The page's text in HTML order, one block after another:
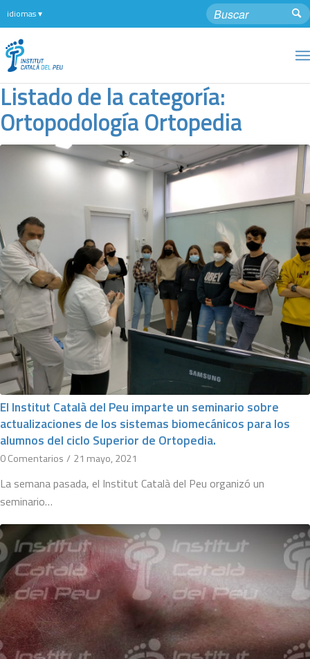
Listado de la categoría:
Ortopodología Ortopedia
El Institut Català del Peu imparte un seminario sobre
actualizaciones de los sistemas biomecánicos para los
alumnos del ciclo Superior de Ortopedia.
0 Comentarios / 21 mayo, 2021
La semana pasada, el Institut Català del Peu organizó un
seminario…